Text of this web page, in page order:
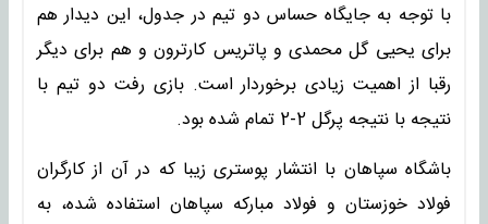
با توجه به جایگاه حساس دو تیم در جدول، این دیدار هم
برای یحیی گل محمدی و پاتریس کارترون و هم برای دیگر
رقبا از اهمیت زیادی برخوردار است. بازی رفت دو تیم با
نتیجه با نتیجه پرگل 2-2 تمام شده بود.
باشگاه سپاهان با انتشار پوستری زیبا که در آن از کارگران
فولاد خوزستان و فولاد مبارکه سپاهان استفاده شده، به